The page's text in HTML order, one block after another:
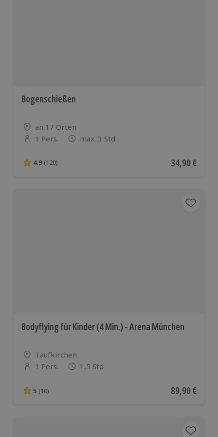
Bogenschießen
Standort
an 17 Orten
Anzahl der Teilnehmer
1 Pers. max. 3 Std
4.9 von 5 Sternen basierend auf 120 Bewertungen
4.9 (120) Aktueller
34,90 €
Bodyflying für Kinder (4 Min.) - Arena München
Standort
Taufkirchen
Anzahl der Teilnehmer
1 Pers. 1,5 Std
5 von 5 Sternen basierend auf 10 Bewertungen
5 (10) Aktueller
89,90 €